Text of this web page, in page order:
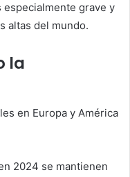
especialmente grave y
altas del mundo.
la
en Europa y América
2024 se mantienen